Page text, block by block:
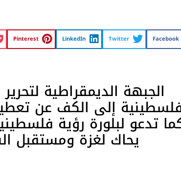
Facebook
Twitter
LinkedIn
Pinterest
الجبهة الديمقراطية
إلى الكف عن
تدعو لبلورة رؤية
يحاك لغزة ومستقبل